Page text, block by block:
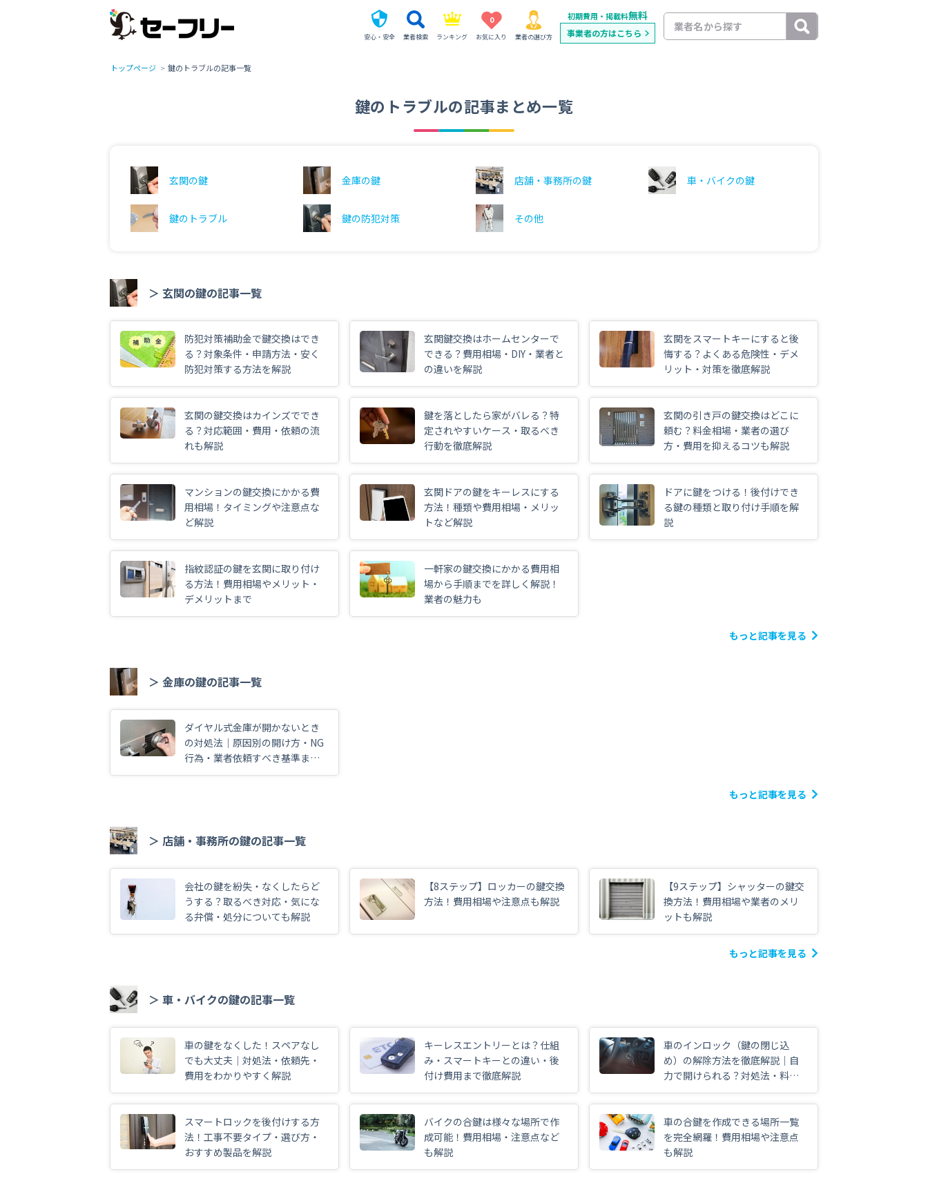
安心・安全 業者検索 ランキング
0
お気に入り 業者の選び方
初期費用・掲載料無料
事業者の方はこちら
トップページ 鍵のトラブルの記事一覧
鍵のトラブルの記事まとめ一覧
玄関の鍵 金庫の鍵 店舗・事務所の鍵 車・バイクの鍵
鍵のトラブル 鍵の防犯対策 その他
＞ 玄関の鍵の記事一覧
防犯対策補助金で鍵交換はでき
る？対象条件・申請方法・安く
防犯対策する方法を解説
玄関鍵交換はホームセンターで
できる？費用相場・DIY・業者と
の違いを解説
玄関をスマートキーにすると後
悔する？よくある危険性・デメ
リット・対策を徹底解説
玄関の鍵交換はカインズででき
る？対応範囲・費用・依頼の流
れも解説
鍵を落としたら家がバレる？特
定されやすいケース・取るべき
行動を徹底解説
玄関の引き戸の鍵交換はどこに
頼む？料金相場・業者の選び
方・費用を抑えるコツも解説
マンションの鍵交換にかかる費
用相場！タイミングや注意点な
ど解説
玄関ドアの鍵をキーレスにする
方法！種類や費用相場・メリッ
トなど解説
ドアに鍵をつける！後付けでき
る鍵の種類と取り付け手順を解
説
指紋認証の鍵を玄関に取り付け
る方法！費用相場やメリット・
デメリットまで
一軒家の鍵交換にかかる費用相
場から手順までを詳しく解説！
業者の魅力も
もっと記事を見る
＞ 金庫の鍵の記事一覧
ダイヤル式金庫が開かないとき
の対処法｜原因別の開け方・NG
行為・業者依頼すべき基準まで
解説
もっと記事を見る
＞ 店舗・事務所の鍵の記事一覧
会社の鍵を紛失・なくしたらど
うする？取るべき対応・気にな
る弁償・処分についても解説
【8ステップ】ロッカーの鍵交換
方法！費用相場や注意点も解説
【9ステップ】シャッターの鍵交
換方法！費用相場や業者のメリ
ットも解説
もっと記事を見る
＞ 車・バイクの鍵の記事一覧
車の鍵をなくした！スペアなし
でも大丈夫｜対処法・依頼先・
費用をわかりやすく解説
キーレスエントリーとは？仕組
み・スマートキーとの違い・後
付け費用まで徹底解説
車のインロック（鍵の閉じ込
め）の解除方法を徹底解説｜自
力で開けられる？対処法・料金
も
スマートロックを後付けする方
法！工事不要タイプ・選び方・
おすすめ製品を解説
バイクの合鍵は様々な場所で作
成可能！費用相場・注意点など
も解説
車の合鍵を作成できる場所一覧
を完全網羅！費用相場や注意点
も解説